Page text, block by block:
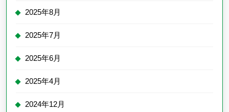
2025年8月
2025年7月
2025年6月
2025年4月
2024年12月